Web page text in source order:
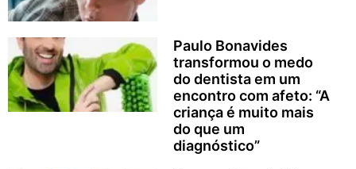
Paulo Bonavides
transformou o medo
do dentista em um
encontro com afeto: “A
criança é muito mais
do que um
diagnóstico”